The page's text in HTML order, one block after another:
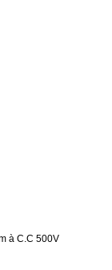
à C.C 500V